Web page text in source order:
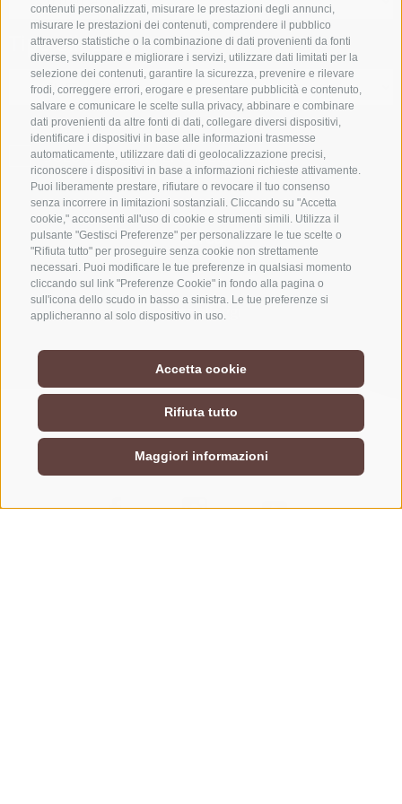
contenuti personalizzati, misurare le prestazioni degli annunci,
misurare le prestazioni dei contenuti, comprendere il pubblico
attraverso statistiche o la combinazione di dati provenienti da fonti
diverse, sviluppare e migliorare i servizi, utilizzare dati limitati per la
selezione dei contenuti, garantire la sicurezza, prevenire e rilevare
frodi, correggere errori, erogare e presentare pubblicità e contenuto,
salvare e comunicare le scelte sulla privacy, abbinare e combinare
dati provenienti da altre fonti di dati, collegare diversi dispositivi,
identificare i dispositivi in base alle informazioni trasmesse
automaticamente, utilizzare dati di geolocalizzazione precisi,
riconoscere i dispositivi in base a informazioni richieste attivamente.
Puoi liberamente prestare, rifiutare o revocare il tuo consenso
senza incorrere in limitazioni sostanziali. Cliccando su "Accetta
cookie," acconsenti all'uso di cookie e strumenti simili. Utilizza il
pulsante "Gestisci Preferenze" per personalizzare le tue scelte o
"Rifiuta tutto" per proseguire senza cookie non strettamente
necessari. Puoi modificare le tue preferenze in qualsiasi momento
cliccando sul link "Preferenze Cookie" in fondo alla pagina o
sull'icona dello scudo in basso a sinistra. Le tue preferenze si
applicheranno al solo dispositivo in uso.
Accetta cookie
Rifiuta tutto
Maggiori informazioni
Tipo alloggio
SOLO ESERCIZI PRENOTABILI ONLINE
Cerca
Lista alloggi